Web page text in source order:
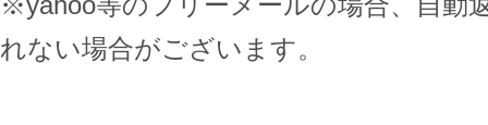
れない場合がございます。